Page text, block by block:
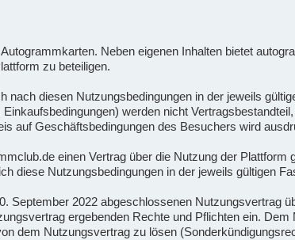
Neben eigenen Inhalten bietet
zu beteiligen.
diesen Nutzungsbedingungen in der jeweils
werden nicht
auf Geschäftsbedingungen des Besuchers wird
einen Vertrag über die Nutzung der
diese Nutzungsbedingungen in der jeweils gültigen
September 2022 abgeschlossenen Nutzungsvertrag
ergebenden Rechte und Pflichten ein.
dem Nutzungsvertrag zu lösen